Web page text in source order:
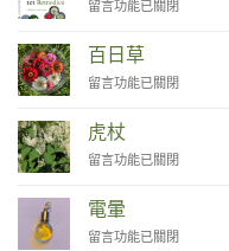
在
Moeder
tot
Remedies〉
留言功能已關閉
百日草
在
中
留言功能已關閉
虎杖
在
中
留言功能已關閉
電暈
在
留言功能已關閉